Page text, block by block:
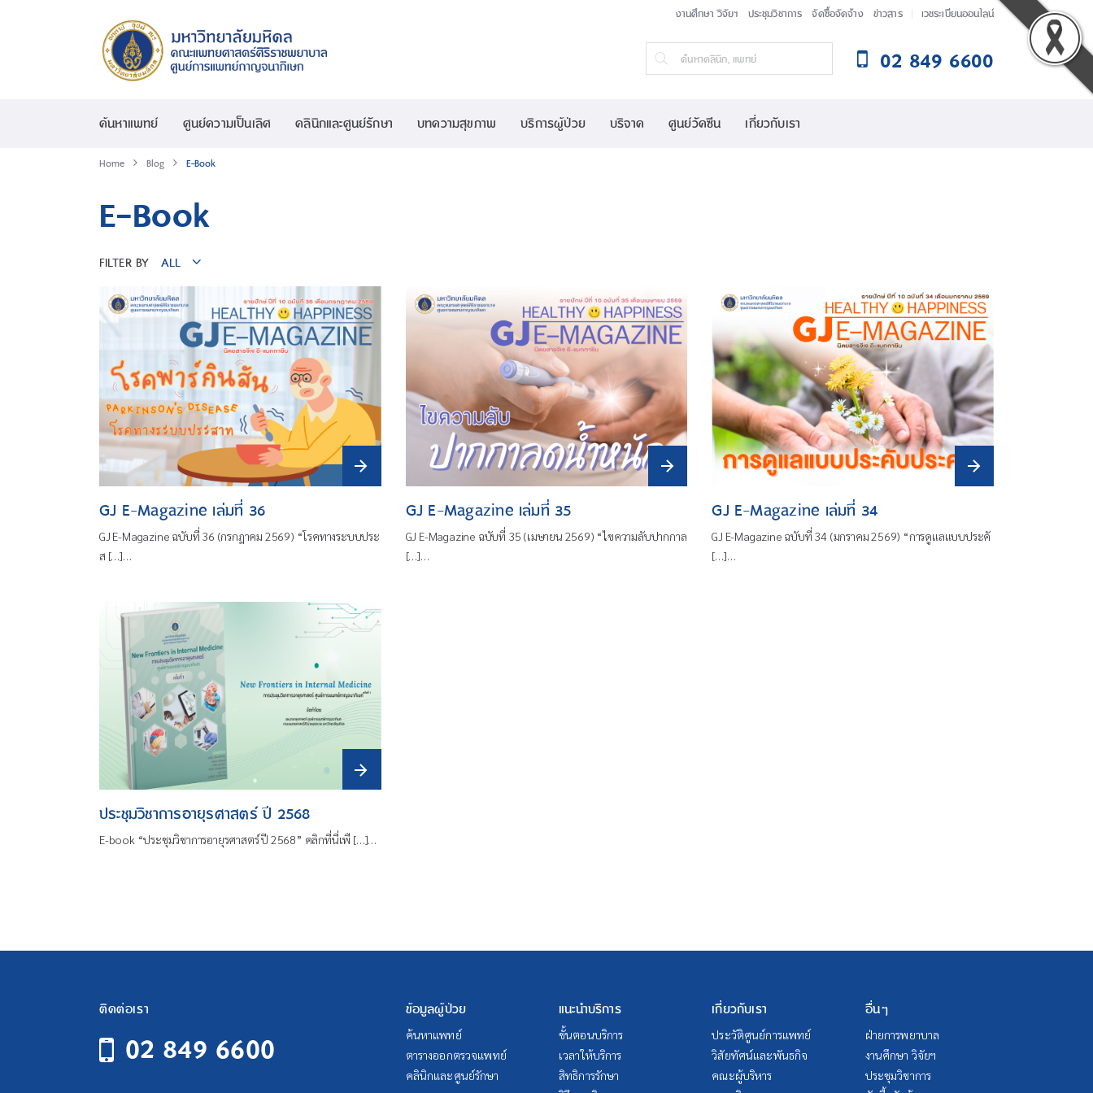
งานศึกษา วิจัยฯ ประชุมวิชาการ จัดซื้อจัดจ้าง ข่าวสาร เวชระเบียนออนไลน์
02 849 6600
ค้นหาแพทย์ ศูนย์ความเป็นเลิศ คลินิกและศูนย์รักษา บทความสุขภาพ บริการผู้ป่วย บริจาค ศูนย์วัคซีน เกี่ยวกับเรา
Home Blog E-Book
E-Book
FILTER BY ALL
GJ E-Magazine เล่มที่ 36
GJ E-Magazine ฉบับที่ 36 (กรกฎาคม 2569) “โรคทางระบบประ
ส […]…
GJ E-Magazine เล่มที่ 35
GJ E-Magazine ฉบับที่ 35 (เมษายน 2569) “ไขความลับปากกาล
[…]…
GJ E-Magazine เล่มที่ 34
GJ E-Magazine ฉบับที่ 34 (มกราคม 2569) “การดูแลแบบประคั
[…]…
ประชุมวิชาการอายุรศาสตร์ ปี 2568
E-book “ประชุมวิชาการอายุรศาสตร์ ปี 2568” คลิกที่นี่เพื […]…
ติดต่อเรา
02 849 6600
ข้อมูลผู้ป่วย
ค้นหาแพทย์
ตารางออกตรวจแพทย์
คลินิกและศูนย์รักษา
แนะนำบริการ
ขั้นตอนบริการ
เวลาให้บริการ
สิทธิการรักษา
เกี่ยวกับเรา
ประวัติศูนย์การแพทย์
วิสัยทัศน์และพันธกิจ
คณะผู้บริหาร
อื่นๆ
ฝ่ายการพยาบาล
งานศึกษา วิจัยฯ
ประชุมวิชาการ